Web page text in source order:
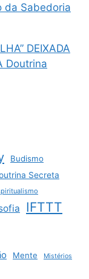
da Sabedoria
DEIXADA
Doutrina
Budismo
Secreta
IFTTT
Mente Mistérios